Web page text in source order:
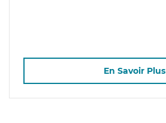
En Savoir Plus